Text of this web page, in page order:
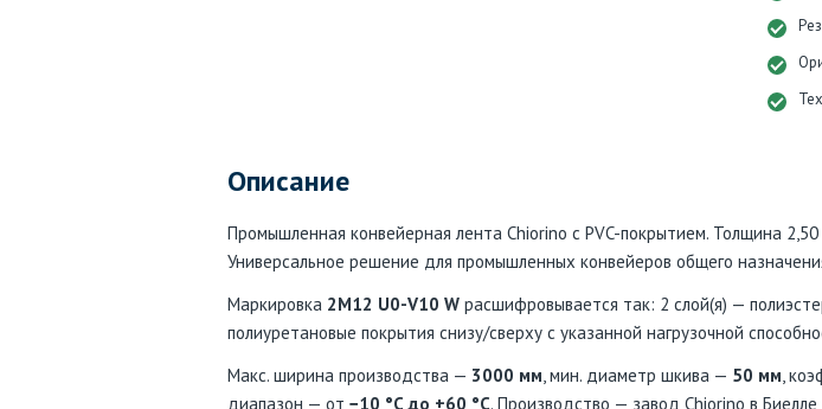
Описание
Промышленная конвейерная лента Chiorino с PVC-покрытием. Толщина
Универсальное решение для промышленных конвейеров общего
Маркировка 2M12 U0-V10 W расшифровывается так: 2 слой(я) —
полиуретановые покрытия снизу/сверху с указанной нагрузочной
Макс. ширина производства — 3000 мм, мин. диаметр шкива — 50 мм,
диапазон — от −10 °C до +60 °C. Производство — завод Chiorino в Биелле